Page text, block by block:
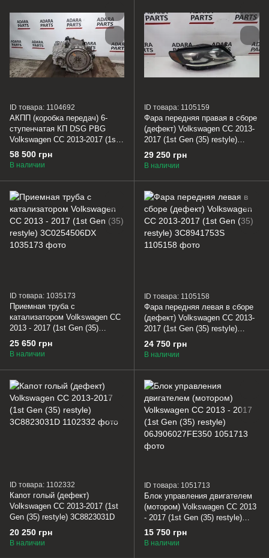
ID товара: 1104692
АКПП (коробка передач) 6-
ступенчатая КП DSG PBG
Volkswagen CC 2013-2017 (1st
Gen (35) restyle)
02E300058N01R
58 500 грн
В наличии
ID товара: 1105159
Фара передняя правая в сборе
(дефект) Volkswagen CC 2013-
2017 (1st Gen (35) restyle)
3C8941754S
29 250 грн
В наличии
ID товара: 1035173
Приемная труба с
катализатором Volkswagen CC
2013 - 2017 (1st Gen (35)
restyle) 3C0254506DX
25 650 грн
В наличии
ID товара: 1105158
Фара передняя левая в сборе
(дефект) Volkswagen CC 2013-
2017 (1st Gen (35) restyle)
3C8941753S
24 750 грн
В наличии
ID товара: 1102332
Капот голый (дефект)
Volkswagen CC 2013-2017 (1st
Gen (35) restyle) 3C8823031D
20 250 грн
В наличии
ID товара: 1051713
Блок управления двигателем
(мотором) Volkswagen CC 2013
- 2017 (1st Gen (35) restyle)
06J906027FE350
15 750 грн
В наличии